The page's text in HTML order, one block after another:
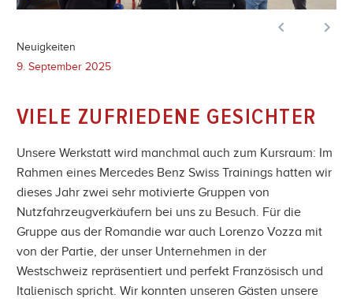
 
Neuigkeiten
9. September 2025
VIELE ZUFRIEDENE GESICHTER
Unsere Werkstatt wird manchmal auch zum Kursraum: Im
Rahmen eines Mercedes Benz Swiss Trainings hatten wir
dieses Jahr zwei sehr motivierte Gruppen von
Nutzfahrzeugverkäufern bei uns zu Besuch. Für die
Gruppe aus der Romandie war auch Lorenzo Vozza mit
von der Partie, der unser Unternehmen in der
Westschweiz repräsentiert und perfekt Französisch und
Italienisch spricht. Wir konnten unseren Gästen unsere